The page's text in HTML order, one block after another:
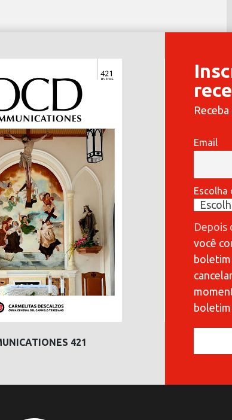
421
Email
Escolha
Depois
você
boletim
boletim